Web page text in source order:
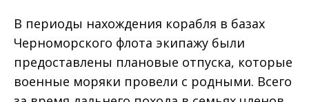
В периоды нахождения корабля в базах
Черноморского флота экипажу были
предоставлены плановые отпуска, которые
военные моряки провели с родными. Всего